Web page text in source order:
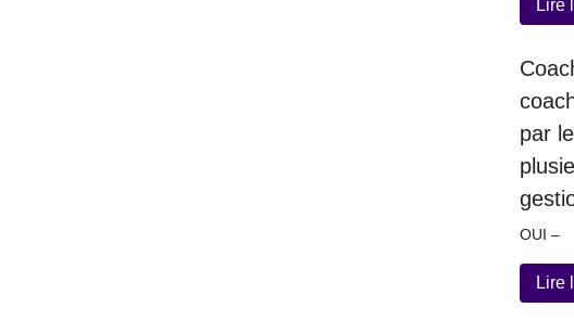
Lire
par
OUI –
Lire